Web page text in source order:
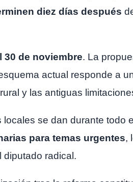
diez días después
30 de noviembre. La
actual responde a
y las antiguas
locales se dan durante todo
para temas urgentes,
diputado radical.